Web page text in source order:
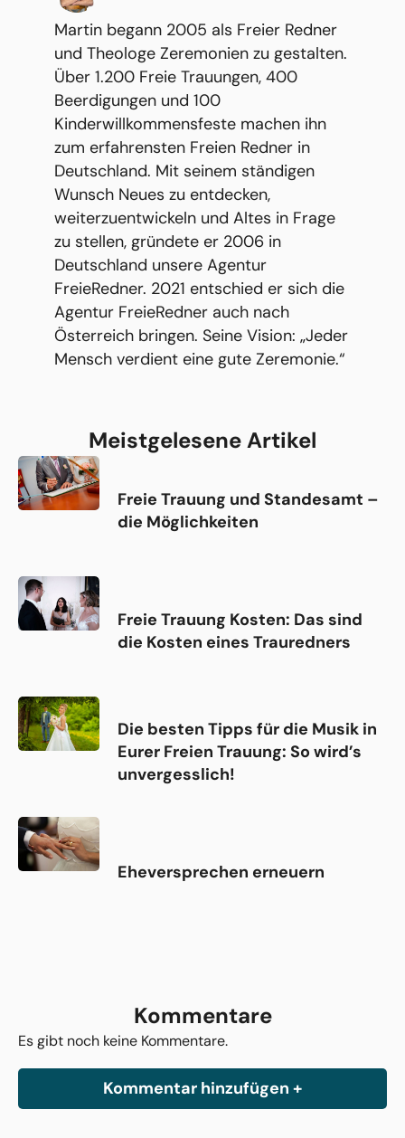
Martin begann 2005 als Freier Redner
und Theologe Zeremonien zu gestalten.
Über 1.200 Freie Trauungen, 400
Beerdigungen und 100
Kinderwillkommensfeste machen ihn
zum erfahrensten Freien Redner in
Deutschland. Mit seinem ständigen
Wunsch Neues zu entdecken,
weiterzuentwickeln und Altes in Frage
zu stellen, gründete er 2006 in
Deutschland unsere Agentur
FreieRedner. 2021 entschied er sich die
Agentur FreieRedner auch nach
Österreich bringen. Seine Vision: „Jeder
Mensch verdient eine gute Zeremonie.“
Meistgelesene Artikel
Freie Trauung und Standesamt –
die Möglichkeiten
Freie Trauung Kosten: Das sind
die Kosten eines Trauredners
Die besten Tipps für die Musik in
Eurer Freien Trauung: So wird’s
unvergesslich!
Eheversprechen erneuern
Kommentare
Es gibt noch keine Kommentare.
Kommentar hinzufügen +